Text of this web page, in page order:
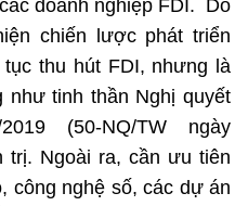
doanh nghiệp FDI. Do
chiến lược phát triển
thu hút FDI, nhưng là
như tinh thần Nghị quyết
(50-NQ/TW ngày
trị. Ngoài ra, cần ưu tiên
công nghệ số, các dự án